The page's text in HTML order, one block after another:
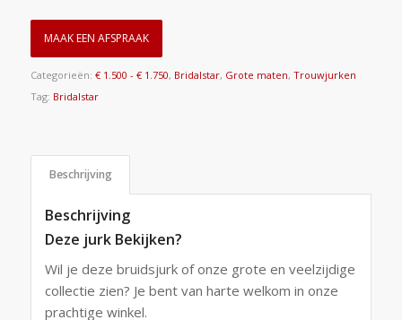
MAAK EEN AFSPRAAK
Categorieën: € 1.500 - € 1.750, Bridalstar, Grote maten, Trouwjurken
Tag: Bridalstar
Beschrijving
Beschrijving
Deze jurk Bekijken?
Wil je deze bruidsjurk of onze grote en veelzijdige
collectie zien? Je bent van harte welkom in onze
prachtige winkel.